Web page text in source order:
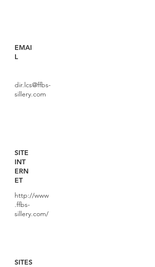
EMAI
L
dir.lcs@ffbs-
sillery.com
SITE
INT
ERN
ET
http://www
.ffbs-
sillery.com/
SITES